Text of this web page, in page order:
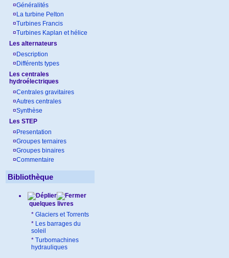
¤Généralités
¤ La turbine Pelton
¤Turbines Francis
¤Turbines Kaplan et hélice
Les alternateurs
¤ Description
¤ Différents types
Les centrales
hydroélectriques
¤Centrales gravitaires
¤Autres centrales
¤Synthèse
Les STEP
¤ Presentation
¤Groupes ternaires
¤Groupes binaires
¤Commentaire
Bibliothèque
quelques livres
* Glaciers et Torrents
* Les barrages du
soleil
* Turbomachines
hydrauliques